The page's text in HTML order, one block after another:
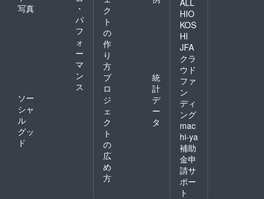
写真
・
パ
フ
ォ
ー
マ
ン
ス
ソー
シャ
ル
グッ
ド
ク
ト
の
作
り
方
プ
ロ
ジ
ェ
ク
ト
の
広
め
方
統
計
デ
ー
タ
HIO
KOS
HI
JFA
クラ
ウド
ファ
ン
ディ
ング
mac
hi-ya
補助
金申
請サ
ポー
ト